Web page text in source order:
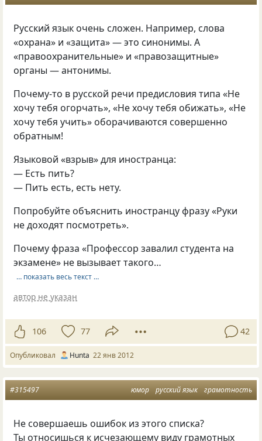
Русский язык очень сложен. Например, слова
«охрана» и «защита» — это синонимы. А
«правоохранительные» и «правозащитные»
органы — антонимы.
Почему-то в русской речи предисловия типа «Не
хочу тебя огорчать», «Не хочу тебя обижать», «Не
хочу тебя учить» оборачиваются совершенно
обратным!
Языковой «взрыв» для иностранца:
— Есть пить?
— Пить есть, есть нету.
Попробуйте объяснить иностранцу фразу «Руки
не доходят посмотреть».
Почему фраза «Профессор завалил студента на
экзамене» не вызывает такого…
… показать весь текст …
автор не указан
106 77 42
Опубликовал Hunta 22 янв 2012
юмор русский язык грамотность
#315497
Не совершаешь ошибок из этого списка?
Ты относишься к исчезающему виду грамотных